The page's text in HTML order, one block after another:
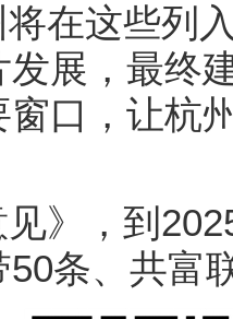
在这些列
发展，最终
口，让杭
》，到
条、共富